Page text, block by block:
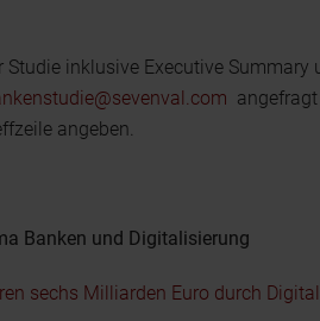
Studie inklusive Executive
angeben.
Banken und Digitalisierung
sechs Milliarden Euro durch